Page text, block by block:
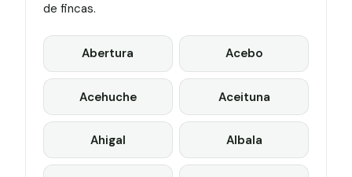
de fincas.
Abertura Acebo
Acehuche Aceituna
Ahigal Albala